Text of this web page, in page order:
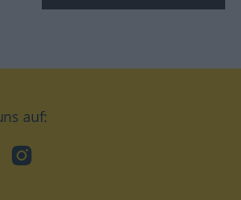
auf:
Instagram